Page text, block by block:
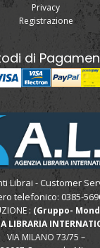
Privacy
Registrazione
di
Librai - Customer
telefonico: 0385-
: (Gruppo-
LIBRARIA
VIA MILANO 73/75 –